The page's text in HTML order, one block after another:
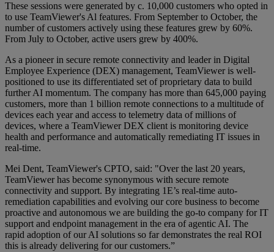
These sessions were generated by c. 10,000 customers who opted in
to use TeamViewer's Al features. From September to October, the
number of customers actively using these features grew by 60%.
From July to October, active users grew by 400%.
As a pioneer in secure remote connectivity and leader in Digital
Employee Experience (DEX) management, TeamViewer is well-
positioned to use its differentiated set of proprietary data to build
further AI momentum. The company has more than 645,000 paying
customers, more than 1 billion remote connections to a multitude of
devices each year and access to telemetry data of millions of
devices, where a TeamViewer DEX client is monitoring device
health and performance and automatically remediating IT issues in
real-time.
Mei Dent, TeamViewer's CPTO, said: "Over the last 20 years,
TeamViewer has become synonymous with secure remote
connectivity and support. By integrating 1E’s real-time auto-
remediation capabilities and evolving our core business to become
proactive and autonomous we are building the go-to company for IT
support and endpoint management in the era of agentic AI. The
rapid adoption of our AI solutions so far demonstrates the real ROI
this is already delivering for our customers.”